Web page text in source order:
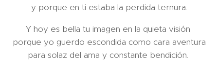
y porque en ti estaba la perdida ternura.
Y hoy es bella tu imagen en la quieta visión
porque yo guerdo escondida como cara aventura
para solaz del ama y constante bendición.